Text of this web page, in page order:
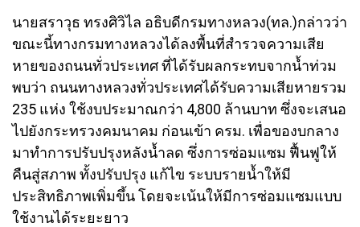
นายสราวุธ ทรงศิวิไล อธิบดีกรมทางหลวง(ทล.)กล่าวว่า
ขณะนี้ทางกรมทางหลวงได้ลงพื้นที่สำรวจความเสีย
หายของถนนทั่วประเทศ ที่ได้รับผลกระทบจากน้ำท่วม
พบว่า ถนนทางหลวงทั่วประเทศได้รับความเสียหายรวม
235 แห่ง ใช้งบประมาณกว่า 4,800 ล้านบาท ซึ่งจะเสนอ
ไปยังกระทรวงคมนาคม ก่อนเข้า ครม. เพื่อของบกลาง
มาทำการปรับปรุงหลังน้ำลด ซึ่งการซ่อมแซม ฟื้นฟูให้
คืนสู่สภาพ ทั้งปรับปรุง แก้ไข ระบบรายน้ำให้มี
ประสิทธิภาพเพิ่มขึ้น โดยจะเน้นให้มีการซ่อมแซมแบบ
ใช้งานได้ระยะยาว